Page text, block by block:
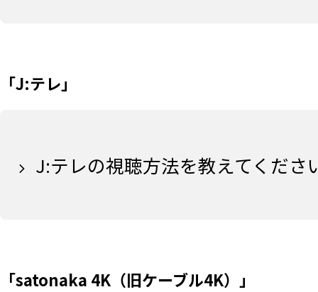
「J:テレ」
J:テレの視聴方法を教えてくださ
「satonaka 4K（旧ケーブル4K）」